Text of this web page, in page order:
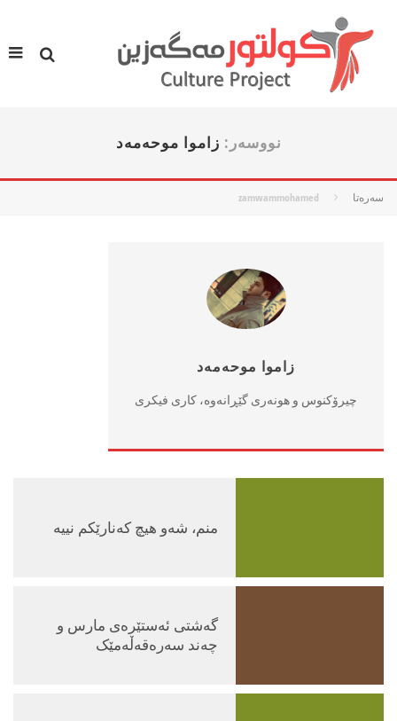
نووسه‌ر: زاموا موحه‌مه‌د
سه‌ره‌تا zamwammohamed
زاموا موحه‌مه‌د
چیرۆكنوس و هونه‌ری گێڕانه‌وه‌، كاری فیكری
منم، شەو هیچ کەنارێکم نییە
گەشتی ئەستێرەی مارس و
چەند سەرەقەڵەمێک